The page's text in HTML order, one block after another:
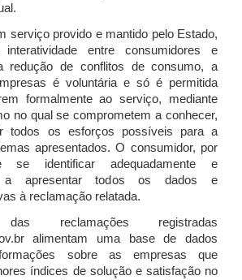
serviço provido e mantido pelo Estado,
entre consumidores e
redução de conflitos de consumo, a
é voluntária e só é permitida
formalmente ao serviço, mediante
no qual se comprometem a conhecer,
todos os esforços possíveis para a
apresentados. O consumidor, por
identificar adequadamente e
a apresentar todos os dados e
à reclamação relatada.
reclamações registradas
alimentam uma base de dados
sobre as empresas que
índices de solução e satisfação no